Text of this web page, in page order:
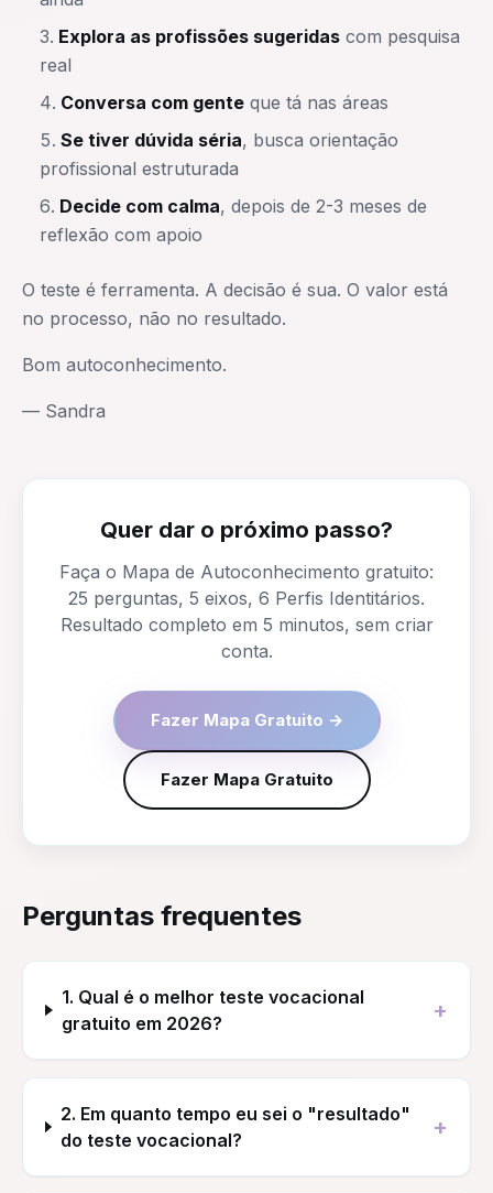
Explora as profissões sugeridas com pesquisa
real
Conversa com gente que tá nas áreas
Se tiver dúvida séria, busca orientação
profissional estruturada
Decide com calma, depois de 2-3 meses de
reflexão com apoio
O teste é ferramenta. A decisão é sua. O valor está
no processo, não no resultado.
Bom autoconhecimento.
— Sandra
Quer dar o próximo passo?
Faça o Mapa de Autoconhecimento gratuito:
25 perguntas, 5 eixos, 6 Perfis Identitários.
Resultado completo em 5 minutos, sem criar
conta.
Fazer Mapa Gratuito →
Fazer Mapa Gratuito
Perguntas frequentes
1. Qual é o melhor teste vocacional
gratuito em 2026?
+
2. Em quanto tempo eu sei o "resultado"
do teste vocacional?
+